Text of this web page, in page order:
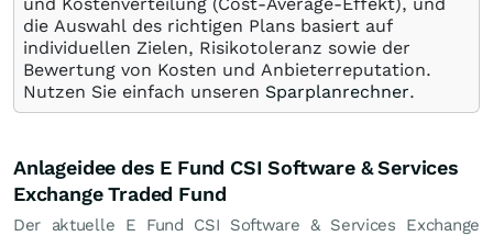
die Auswahl des richtigen Plans basiert auf
individuellen Zielen, Risikotoleranz sowie der
Bewertung von Kosten und Anbieterreputation.
Nutzen Sie einfach unseren Sparplanrechner.
Anlageidee des E Fund CSI Software & Services
Exchange Traded Fund
Der aktuelle E Fund CSI Software & Services Exchange